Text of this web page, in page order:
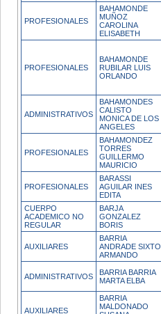
PROFESIONALES
BAHAMONDE
MUÑOZ
CAROLINA
ELISABETH
PROFESIONALES
BAHAMONDE
RUBILAR LUIS
ORLANDO
ADMINISTRATIVOS
BAHAMONDES
CALISTO
MONICA DE LOS
ANGELES
PROFESIONALES
BAHAMONDEZ
TORRES
GUILLERMO
MAURICIO
PROFESIONALES
BARASSI
AGUILAR INES
EDITA
CUERPO
ACADEMICO NO
REGULAR
BARJA
GONZALEZ
BORIS
AUXILIARES
BARRIA
ANDRADE SIXTO
ARMANDO
ADMINISTRATIVOS
BARRIA BARRIA
MARTA ELBA
AUXILIARES
BARRIA
MALDONADO